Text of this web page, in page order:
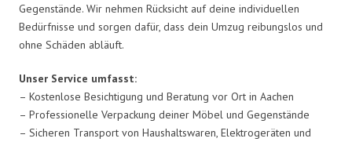
Gegenstände. Wir nehmen Rücksicht auf deine individuellen
Bedürfnisse und sorgen dafür, dass dein Umzug reibungslos und
ohne Schäden abläuft.
Unser Service umfasst:
– Kostenlose Besichtigung und Beratung vor Ort in Aachen
– Professionelle Verpackung deiner Möbel und Gegenstände
– Sicheren Transport von Haushaltswaren, Elektrogeräten und